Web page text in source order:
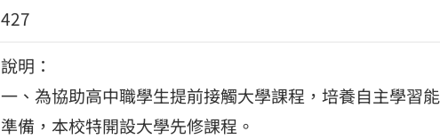
427
說明：
一、為協助高中職學生提前接觸大學課程，培養自主學習
準備，本校特開設大學先修課程。